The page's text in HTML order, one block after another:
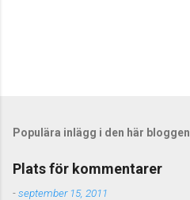
Populära inlägg i den här bloggen
Plats för kommentarer
-september 15, 2011